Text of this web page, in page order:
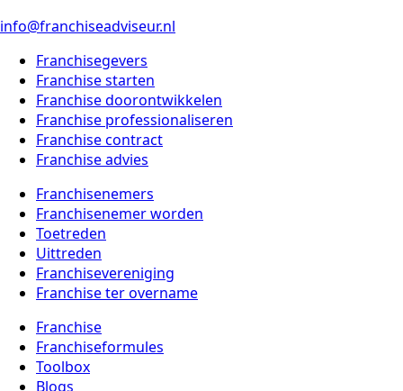
info@franchiseadviseur.nl
Franchisegevers
Franchise starten
Franchise doorontwikkelen
Franchise professionaliseren
Franchise contract
Franchise advies
Franchisenemers
Franchisenemer worden
Toetreden
Uittreden
Franchisevereniging
Franchise ter overname
Franchise
Franchiseformules
Toolbox
Blogs